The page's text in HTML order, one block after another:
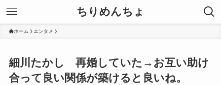
ちりめんちょ
ホーム エンタメ
細川たかし 再婚していた→お互い助け
合って良い関係が築けると良いね。